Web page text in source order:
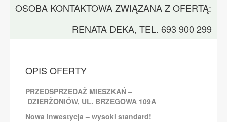
OSOBA KONTAKTOWA ZWIĄZANA Z OFERTĄ:
RENATA DEKA, TEL. 693 900 299
OPIS OFERTY
PRZEDSPRZEDAŻ MIESZKAŃ –
DZIERŻONIÓW, UL. BRZEGOWA 109A
Nowa inwestycja – wysoki standard!